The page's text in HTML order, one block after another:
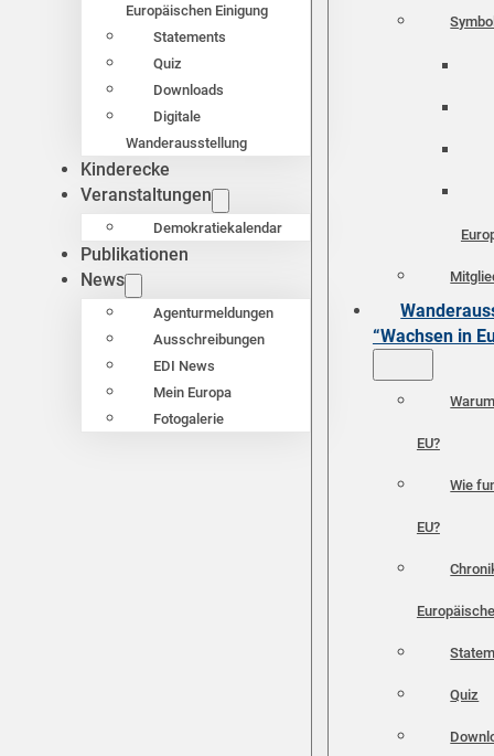
Europäischen Einigung
Statements
Quiz
Downloads
Digitale
Wanderausstellung
Kinderecke
Veranstaltungen
Demokratiekalendar
Publikationen
News
Agenturmeldungen
Ausschreibungen
EDI News
Mein Europa
Fotogalerie
“Wachsen in
EU?
Wie
EU?
Quiz